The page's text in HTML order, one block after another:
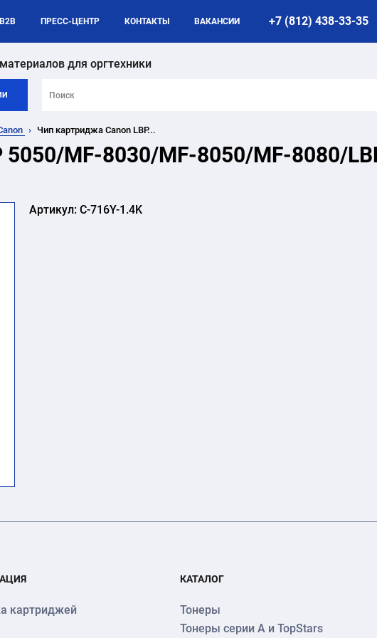
B2B ПРЕСС-ЦЕНТР КОНТАКТЫ ВАКАНСИИ +7 (812) 438-33-35
для оргтехники
Чип картриджа Canon LBP...
5050/MF-8030/MF-8050/MF-8080/
Артикул: C-716Y-1.4K
картриджей
КАТАЛОГ
Тонеры
Тонеры серии А и TopStars